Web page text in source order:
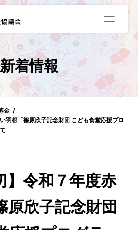
新着情報
金
羽根「篠原欣子記念財団 こども食堂応援プロ
】令和７年度赤
原欣子記念財団